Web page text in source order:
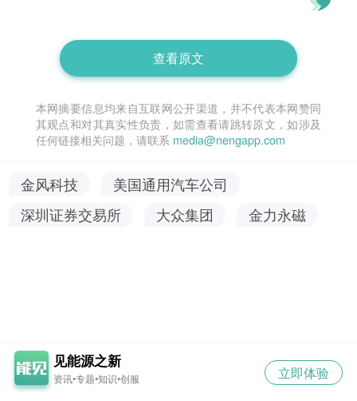
查看原文
本网摘要信息均来自互联网公开渠道，并不代表本网赞同
其观点和对其真实性负责，如需查看请跳转原文，如涉及
任何链接相关问题，请联系 media@nengapp.com
金风科技
美国通用汽车公司
深圳证券交易所
大众集团 金力永磁
见能源之新
资讯•专题•知识•创服 立即体验